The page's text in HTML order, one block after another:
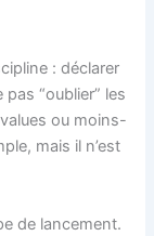
: déclarer
“oublier” les
ou moins-
mais il n’est
de lancement.